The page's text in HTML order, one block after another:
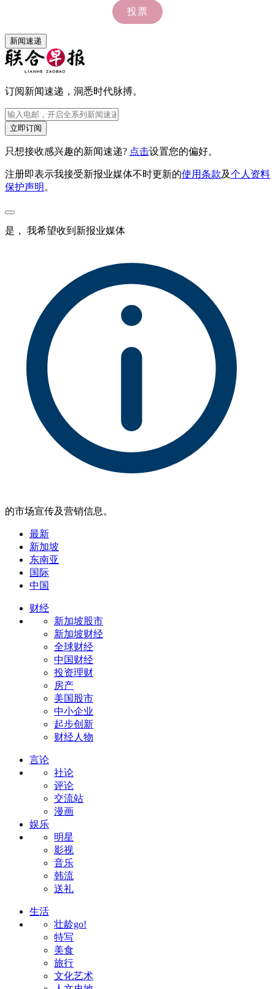
新闻速递
订阅新闻速递，洞悉时代脉搏。
立即订阅
只想接收感兴趣的新闻速递? 点击设置您的偏好。
注册即表示我接受新报业媒体不时更新的使用条款及个人资料
保护声明 。
是， 我希望收到新报业媒体
的市场宣传及营销信息。
最新
新加坡
东南亚
国际
中国
财经
新加坡股市
新加坡财经
全球财经
中国财经
投资理财
房产
美国股市
中小企业
起步创新
财经人物
言论
社论
评论
交流站
漫画
娱乐
明星
影视
音乐
韩流
送礼
生活
壮龄go!
特写
美食
旅行
文化艺术